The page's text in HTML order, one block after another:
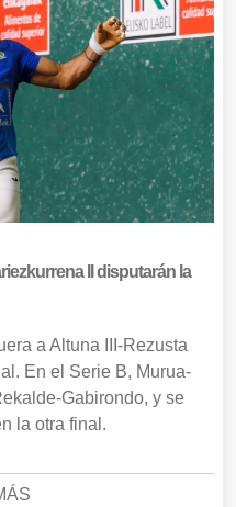
II disputarán la
a Altuna III-Rezusta
En el Serie B, Murua-
Gabirondo, y se
la otra final.